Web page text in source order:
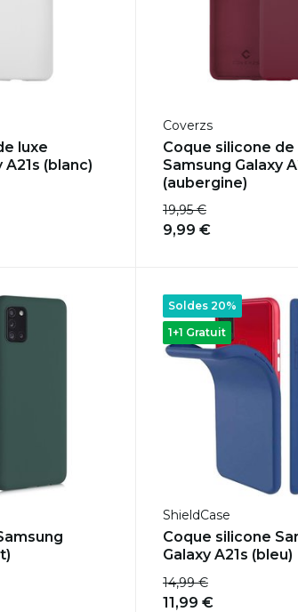
luxe
A21s (blanc)
Coverzs
Coque silicone de
Samsung Galaxy
(aubergine)
19,95 €
9,99 €
1+1 Gratuit
Soldes 20%
ShieldCase
Coque silicone
Galaxy A21s (bleu)
14,99 €
11,99 €